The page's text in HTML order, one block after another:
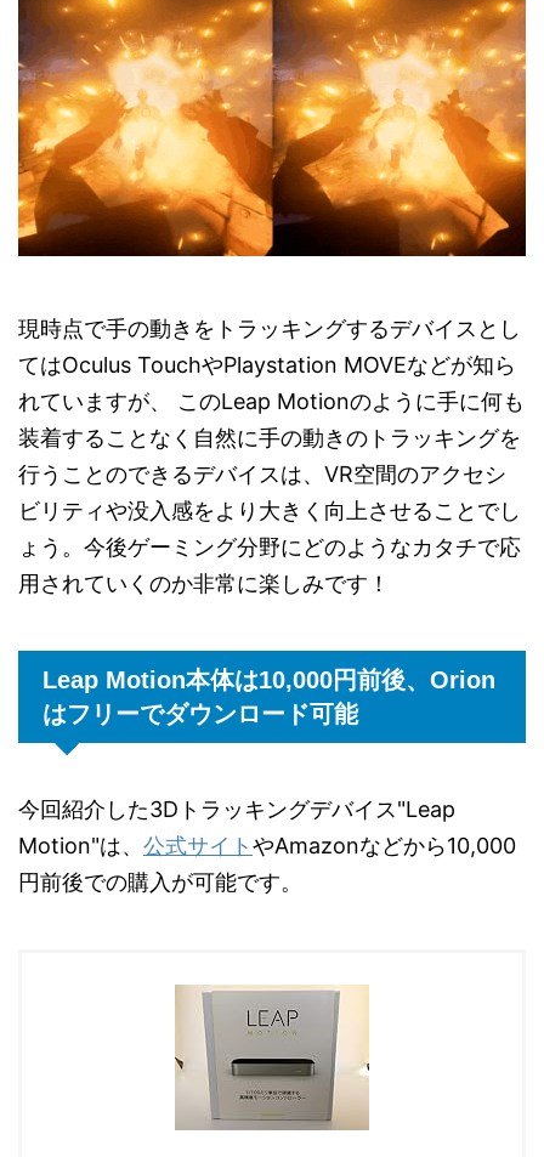
現時点で手の動きをトラッキングするデバイスとし
てはOculus TouchやPlaystation MOVEなどが知ら
れていますが、 このLeap Motionのように手に何も
装着することなく自然に手の動きのトラッキングを
行うことのできるデバイスは、VR空間のアクセシ
ビリティや没入感をより大きく向上させることでし
ょう。今後ゲーミング分野にどのようなカタチで応
用されていくのか非常に楽しみです！
Leap Motion本体は10,000円前後、Orion
はフリーでダウンロード可能
今回紹介した3Dトラッキングデバイス"Leap
Motion"は、 公式サイトやAmazonなどから10,000
円前後での購入が可能です。